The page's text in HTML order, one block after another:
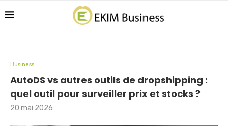
Business
AutoDS vs autres outils de dropshipping :
quel outil pour surveiller prix et stocks ?
20 mai 2026